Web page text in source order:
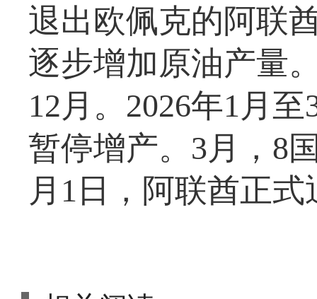
退出欧佩克的阿联
逐步增加原油产量
12月。2026年1月
暂停增产。3月，8
月1日，阿联酋正